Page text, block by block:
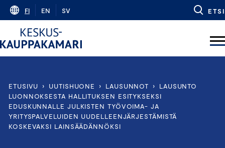
Skip
content
FI EN SV ETSI
ETUSIVU › UUTISHUONE › LAUSUNNOT ›
LAUSUNTO
LUONNOKSESTA HALLITUKSEN ESITYKSEKSI
EDUSKUNNALLE JULKISTEN TYÖVOIMA- JA
YRITYSPALVELUIDEN UUDELLEENJÄRJESTÄMISTÄ
KOSKEVAKSI LAINSÄÄDÄNNÖKSI